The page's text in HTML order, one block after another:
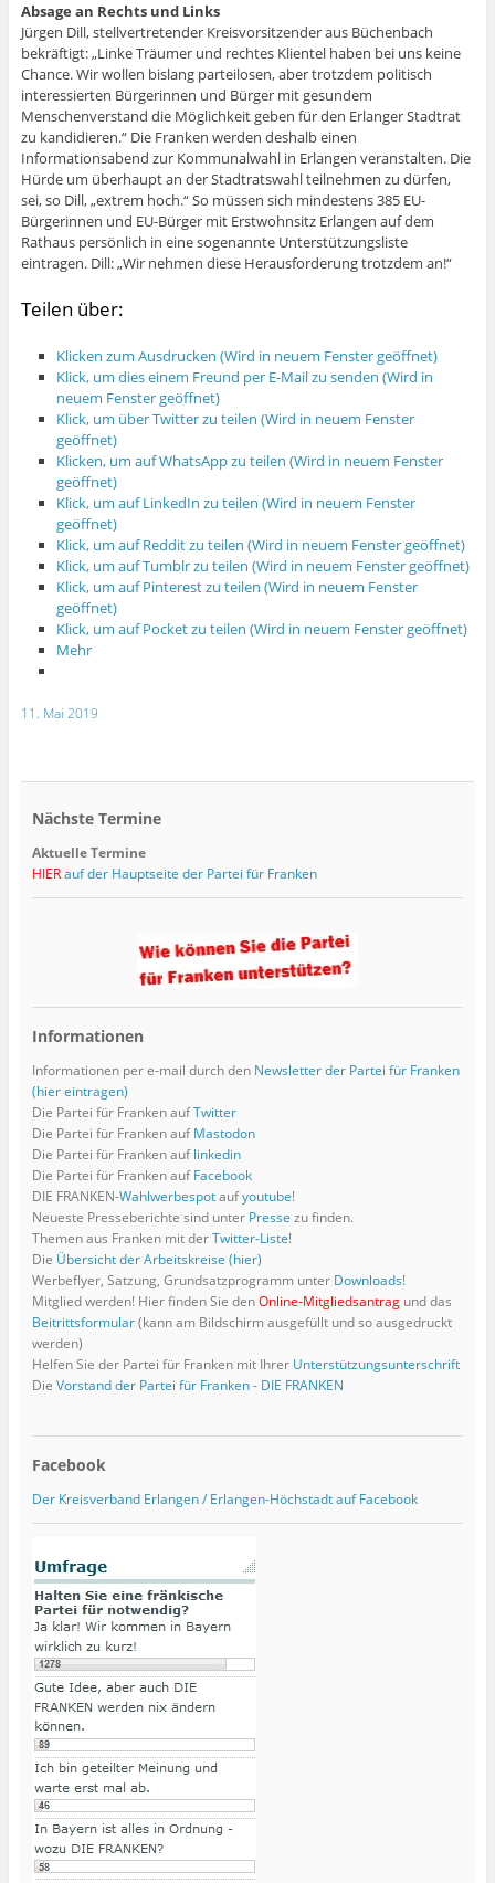
Absage an Rechts und Links
Jürgen Dill, stellvertretender Kreisvorsitzender aus Büchenbach
bekräftigt: „Linke Träumer und rechtes Klientel haben bei uns keine
Chance. Wir wollen bislang parteilosen, aber trotzdem politisch
interessierten Bürgerinnen und Bürger mit gesundem
Menschenverstand die Möglichkeit geben für den Erlanger Stadtrat
zu kandidieren.“ Die Franken werden deshalb einen
Informationsabend zur Kommunalwahl in Erlangen veranstalten. Die
Hürde um überhaupt an der Stadtratswahl teilnehmen zu dürfen,
sei, so Dill, „extrem hoch.“ So müssen sich mindestens 385 EU-
Bürgerinnen und EU-Bürger mit Erstwohnsitz Erlangen auf dem
Rathaus persönlich in eine sogenannte Unterstützungsliste
eintragen. Dill: „Wir nehmen diese Herausforderung trotzdem an!“
Teilen über:
Klicken zum Ausdrucken (Wird in neuem Fenster geöffnet)
Klick, um dies einem Freund per E-Mail zu senden (Wird in
neuem Fenster geöffnet)
Klick, um über Twitter zu teilen (Wird in neuem Fenster
geöffnet)
Klicken, um auf WhatsApp zu teilen (Wird in neuem Fenster
geöffnet)
Klick, um auf LinkedIn zu teilen (Wird in neuem Fenster
geöffnet)
Klick, um auf Reddit zu teilen (Wird in neuem Fenster geöffnet)
Klick, um auf Tumblr zu teilen (Wird in neuem Fenster geöffnet)
Klick, um auf Pinterest zu teilen (Wird in neuem Fenster
geöffnet)
Klick, um auf Pocket zu teilen (Wird in neuem Fenster geöffnet)
Mehr
11. Mai 2019
Nächste Termine
Aktuelle Termine
HIERauf der Hauptseite der Partei für Franken
Informationen
Informationen per e-mail durch den Newsletter der Partei für Franken
(hier eintragen)
Die Partei für Franken aufTwitter
Die Partei für Franken aufMastodon
Die Partei für Franken auflinkedin
Die Partei für Franken aufFacebook
DIE FRANKEN-Wahlwerbespotaufyoutube!
Neueste Presseberichte sind unter Presse zu finden.
Themen aus Franken mit derTwitter-Liste!
Die Übersicht der Arbeitskreise (hier)
Werbeflyer, Satzung, Grundsatzprogramm unter Downloads!
Mitglied werden! Hier finden Sie denOnline-Mitgliedsantragund das
Beitrittsformular(kann am Bildschirm ausgefüllt und so ausgedruckt
werden)
Helfen Sie der Partei für Franken mit Ihrer Unterstützungsunterschrift
Die Vorstand der Partei für Franken - DIE FRANKEN
Facebook
Der Kreisverband Erlangen / Erlangen-Höchstadt auf Facebook